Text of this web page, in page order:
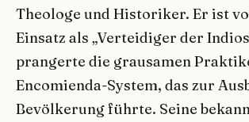
Theologe und Historiker. Er ist
Einsatz als „Verteidiger der
prangerte die grausamen
Encomienda-System, das zur
Bevölkerung führte. Seine